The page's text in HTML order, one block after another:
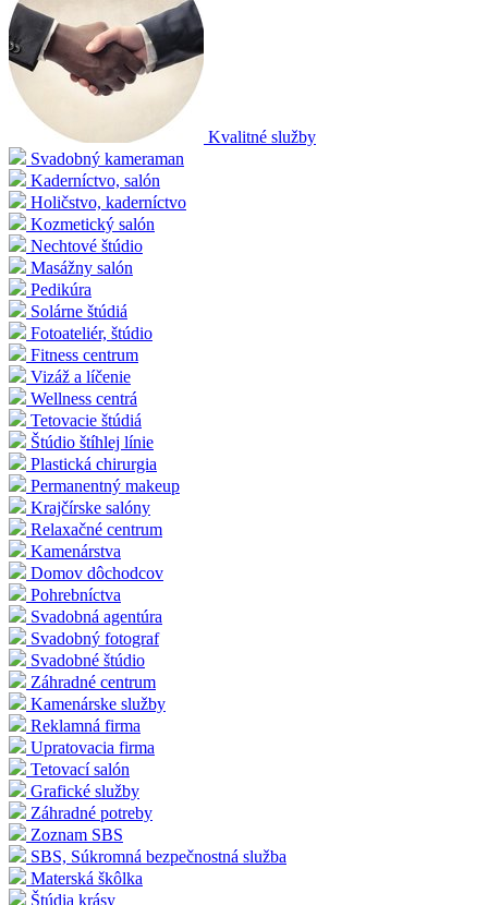
Kvalitné služby
Svadobný kameraman
Kaderníctvo, salón
Holičstvo, kaderníctvo
Kozmetický salón
Nechtové štúdio
Masážny salón
Pedikúra
Solárne štúdiá
Fotoateliér, štúdio
Fitness centrum
Vizáž a líčenie
Wellness centrá
Tetovacie štúdiá
Štúdio štíhlej línie
Plastická chirurgia
Permanentný makeup
Krajčírske salóny
Relaxačné centrum
Kamenárstva
Domov dôchodcov
Pohrebníctva
Svadobná agentúra
Svadobný fotograf
Svadobné štúdio
Záhradné centrum
Kamenárske služby
Reklamná firma
Upratovacia firma
Tetovací salón
Grafické služby
Záhradné potreby
Zoznam SBS
SBS, Súkromná bezpečnostná služba
Materská škôlka
Štúdia krásy